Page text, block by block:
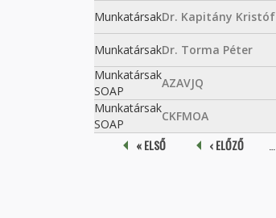
MunkatársakDr. Kapitány Kristóf
MunkatársakDr. Torma Péter
Munkatársak
SOAP
AZAVJQ
Munkatársak
SOAP
CKFMOA
Oldalak
« ELSŐ ‹ ELŐZŐ